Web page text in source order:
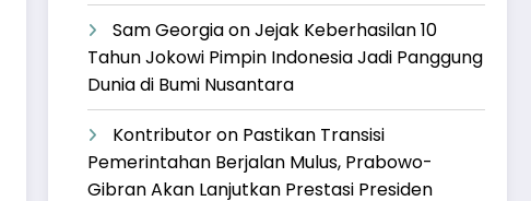
Sam GeorgiaonJejak Keberhasilan 10
Tahun Jokowi Pimpin Indonesia Jadi Panggung
Dunia di Bumi Nusantara
Kontributoron Pastikan Transisi
Pemerintahan Berjalan Mulus, Prabowo-
Gibran Akan Lanjutkan Prestasi Presiden